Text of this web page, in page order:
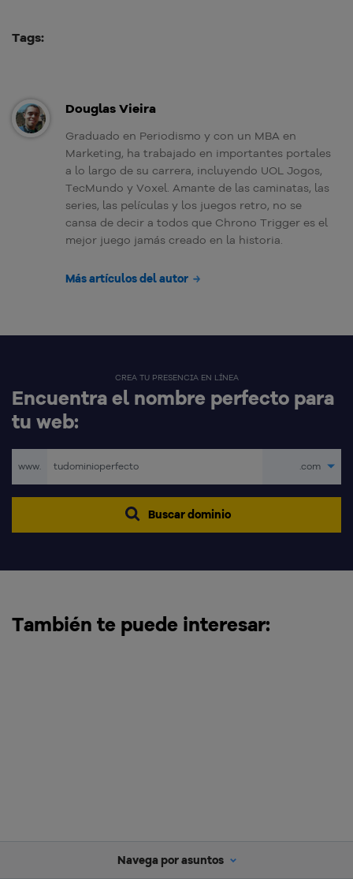
Navega por asuntos
Tags:
Douglas Vieira
Graduado en Periodismo y con un MBA en
Marketing, ha trabajado en importantes portales
a lo largo de su carrera, incluyendo UOL Jogos,
TecMundo y Voxel. Amante de las caminatas, las
series, las películas y los juegos retro, no se
cansa de decir a todos que Chrono Trigger es el
mejor juego jamás creado en la historia.
Más artículos del autor
CREA TU PRESENCIA EN LÍNEA
Encuentra el nombre perfecto para
tu web:
www. .com
Buscar dominio
También te puede interesar: